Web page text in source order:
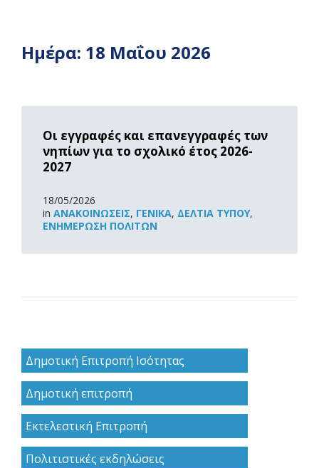
Ημέρα: 18 Μαΐου 2026
Οι εγγραφές και επανεγγραφές των
νηπίων για το σχολικό έτος 2026-
2027
18/05/2026
in ΑΝΑΚOΙΝΏΣΕΙΣ, ΓΕΝΙΚΆ, ΔΕΛΤΊΑ ΤΎΠΟΥ,
ΕΝΗΜΈΡΩΣΗ ΠΟΛΙΤΏΝ
Read
Δημοτική Επιτροπή Ισότητας
Δημοτική επιτροπή
Εκτελεστική Επιτροπή
Πολιτιστικές εκδηλώσεις